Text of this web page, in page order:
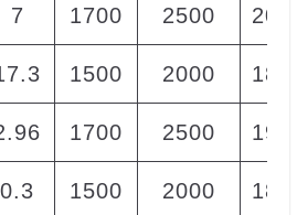
7 1700 2500
1500 2000
1700 2500
0.3 1500 2000